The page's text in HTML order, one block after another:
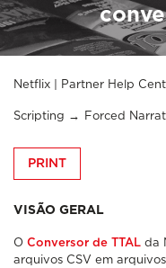
Netflix | Partner Help
Scripting Forced
PRINT
VISÃO GERAL
O Conversor de TTAL da
arquivos CSV em